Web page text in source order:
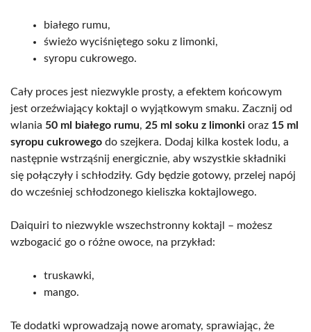
białego rumu,
świeżo wyciśniętego soku z limonki,
syropu cukrowego.
Cały proces jest niezwykle prosty, a efektem końcowym
jest orzeźwiający koktajl o wyjątkowym smaku. Zacznij od
wlania 50 ml białego rumu, 25 ml soku z limonki oraz 15 ml
syropu cukrowego do szejkera. Dodaj kilka kostek lodu, a
następnie wstrząśnij energicznie, aby wszystkie składniki
się połączyły i schłodziły. Gdy będzie gotowy, przelej napój
do wcześniej schłodzonego kieliszka koktajlowego.
Daiquiri to niezwykle wszechstronny koktajl – możesz
wzbogacić go o różne owoce, na przykład:
truskawki,
mango.
Te dodatki wprowadzają nowe aromaty, sprawiając, że